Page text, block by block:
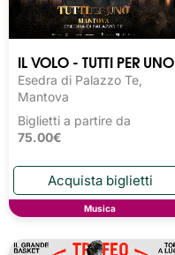
IL VOLO - TUTTI PER UNO
Esedra di Palazzo Te,
Mantova
Biglietti a partire da
75.00€
Musica